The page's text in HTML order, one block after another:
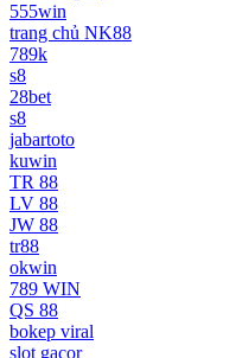
555win
trang chủ NK88
789k
s8
28bet
s8
jabartoto
kuwin
TR 88
LV 88
JW 88
tr88
okwin
789 WIN
QS 88
bokep viral
slot gacor